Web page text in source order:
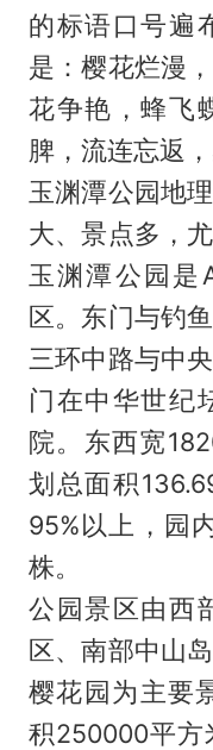
的标语口号遍
是：樱花烂漫
花争艳，蜂飞
脾，流连忘返，
玉渊潭公园地
大、景点多，
玉渊潭公园是
区。东门与钓
三环中路与中
门在中华世纪
院。东西宽
划总面积
95%以上，园
株。
公园景区由西
区、南部中山
樱花园为主要
积250000平方